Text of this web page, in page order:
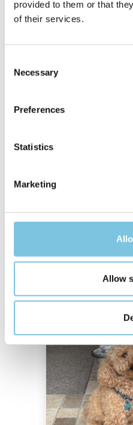
provided to them or that
of their services.
Selection
Necessary
Preferences
Statistics
Marketing
Allow
Riviera!